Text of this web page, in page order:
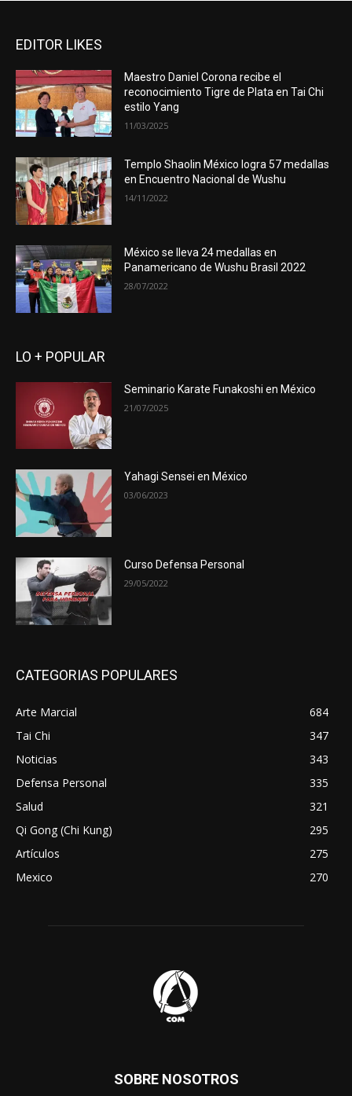
EDITOR LIKES
Maestro Daniel Corona recibe el
reconocimiento Tigre de Plata en Tai Chi
estilo Yang
11/03/2025
Templo Shaolin México logra 57 medallas
en Encuentro Nacional de Wushu
14/11/2022
México se lleva 24 medallas en
Panamericano de Wushu Brasil 2022
28/07/2022
LO + POPULAR
Seminario Karate Funakoshi en México
21/07/2025
Yahagi Sensei en México
03/06/2023
Curso Defensa Personal
29/05/2022
CATEGORIAS POPULARES
Arte Marcial
684
Tai Chi
347
Noticias
343
Defensa Personal
335
Salud
321
Qi Gong (Chi Kung)
295
Artículos
275
Mexico
270
SOBRE NOSOTROS